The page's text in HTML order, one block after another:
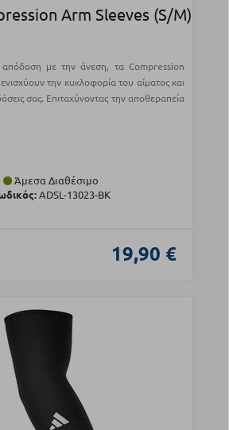
Arm Sleeves (S/M)
απόδοση με την άνεση, τα Compression
την κυκλοφορία του αίματος και
σας. Επιταχύνοντας την αποθεραπεία
Άμεσα Διαθέσιμο
ADSL-13023-BK
19,90 €